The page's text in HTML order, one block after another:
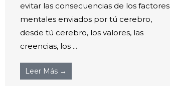
evitar las consecuencias de los factores
mentales enviados por tú cerebro,
desde tú cerebro, los valores, las
creencias, los ...
Leer Más →